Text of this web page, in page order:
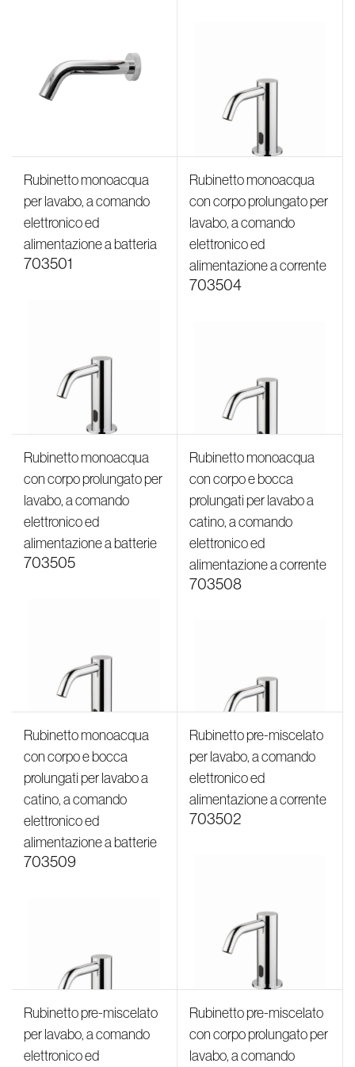
Rubinetto monoacqua
per lavabo, a comando
elettronico ed
alimentazione a batteria
703501
Rubinetto monoacqua
con corpo prolungato per
lavabo, a comando
elettronico ed
alimentazione a corrente
703504
Rubinetto monoacqua
con corpo prolungato per
lavabo, a comando
elettronico ed
alimentazione a batterie
703505
Rubinetto monoacqua
con corpo e bocca
prolungati per lavabo a
catino, a comando
elettronico ed
alimentazione a corrente
703508
Rubinetto monoacqua
con corpo e bocca
prolungati per lavabo a
catino, a comando
elettronico ed
alimentazione a batterie
703509
Rubinetto pre-miscelato
per lavabo, a comando
elettronico ed
alimentazione a corrente
703502
Rubinetto pre-miscelato
per lavabo, a comando
elettronico ed
Rubinetto pre-miscelato
con corpo prolungato per
lavabo, a comando